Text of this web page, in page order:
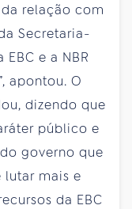
relação com
Secretaria-
e a NBR
apontou. O
dizendo que
público e
governo que
lutar mais e
da EBC